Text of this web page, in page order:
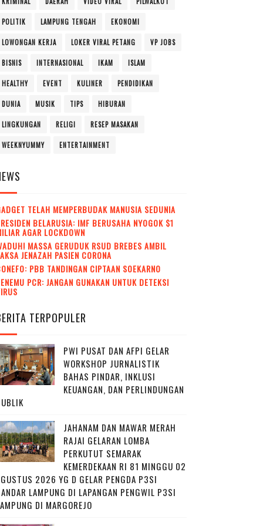
POLITIK LAMPUNG TENGAH EKONOMI
LOWONGAN KERJA LOKER VIRAL PETANG VP JOBS
BISNIS INTERNASIONAL IKAM ISLAM
HEALTHY EVENT KULINER PENDIDIKAN
DUNIA MUSIK TIPS HIBURAN
LINGKUNGAN RELIGI RESEP MASAKAN
WEEKNYUMMY ENTERTAINMENT
TELAH MEMPERBUDAK MANUSIA SEDUNIA
BELARUSIA: IMF BERUSAHA NYOGOK $1
AGAR LOCKDOWN
MASSA GERUDUK RSUD BREBES AMBIL
JENAZAH PASIEN CORONA
PBB TANDINGAN CIPTAAN SOEKARNO
PCR: JANGAN GUNAKAN UNTUK DETEKSI
TERPOPULER
PWI PUSAT DAN AFPI GELAR
WORKSHOP JURNALISTIK
BAHAS PINDAR, INKLUSI
KEUANGAN, DAN PERLINDUNGAN
JAHANAM DAN MAWAR MERAH
RAJAI GELARAN LOMBA
PERKUTUT SEMARAK
KEMERDEKAAN RI 81 MINGGU 02
2026 YG D GELAR PENGDA P3SI
LAMPUNG DI LAPANGAN PENGWIL P3SI
DI MARGOREJO